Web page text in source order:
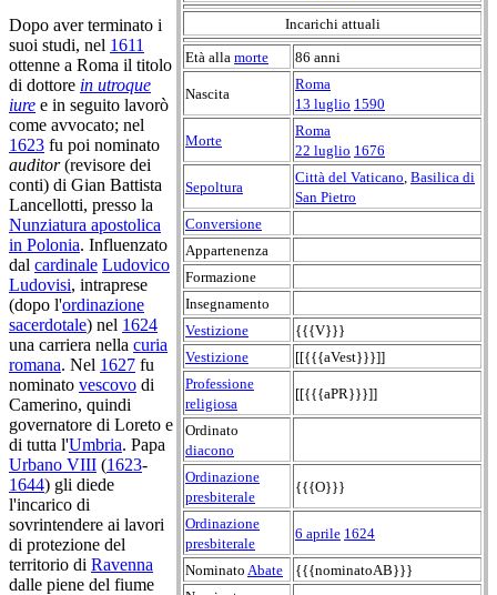
Incarichi attuali
Età alla morte 86 anni
Nascita
Roma
13 luglio 1590
Morte
Roma
22 luglio 1676
Sepoltura
Città del Vaticano Basilica di
San Pietro
Conversione
Appartenenza
Formazione
Insegnamento
Vestizione
{{{V}}}
Vestizione
[[{{{aVest}}}]]
Professione
religiosa
[[{{{aPR}}}]]
Ordinato
diacono
Ordinazione
presbiterale
{{{O}}}
Ordinazione
presbiterale
6 aprile 1624
Nominato Abate
{{{nominatoAB}}}
Dopo aver terminato i
suoi studi, nel 1611
ottenne a Roma il titolo
di dottore in utroque
iure e in seguito lavorò
come avvocato; nel
1623 fu poi nominato
auditor(revisore dei
conti) di Gian Battista
Lancellotti, presso la
Nunziatura apostolica
in Polonia. Influenzato
dal cardinale Ludovico
Ludovisi, intraprese
(dopo l'ordinazione
sacerdotale) nel 1624
una carriera nella curia
romana. Nel 1627 fu
nominato vescovo di
Camerino, quindi
governatore di Loreto e
di tutta l'Umbria. Papa
Urbano VIII (1623-
1644) gli diede
l'incarico di
sovrintendere ai lavori
di protezione del
territorio di Ravenna
dalle piene del fiume